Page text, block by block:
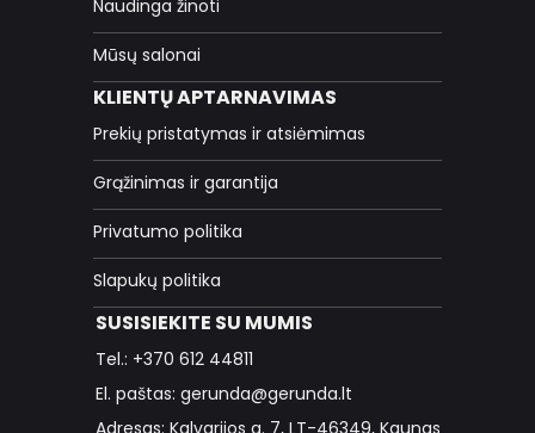
Naudinga žinoti
Mūsų salonai
KLIENTŲ APTARNAVIMAS
Prekių pristatymas ir atsiėmimas
Grąžinimas ir garantija
Privatumo politika
Slapukų politika
SUSISIEKITE SU MUMIS
Tel.: +370 612 44811
El. paštas: gerunda@gerunda.lt
Adresas: Kalvarijos g. 7, LT-46349, Kaunas